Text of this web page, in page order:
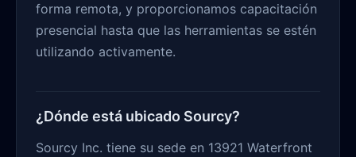
forma remota, y proporcionamos capacitación
presencial hasta que las herramientas se estén
utilizando activamente.
¿Dónde está ubicado Sourcy?
Sourcy Inc. tiene su sede en 13921 Waterfront